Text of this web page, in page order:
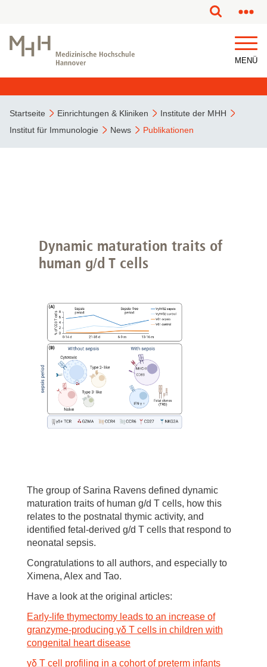
MENÜ
Startseite Einrichtungen & Kliniken
Institute der MHH
Institut für Immunologie
News Publikationen
Dynamic maturation traits of
human g/d T cells
The group of Sarina Ravens defined dynamic
maturation traits of human g/d T cells, how this
relates to the postnatal thymic activity, and
identified fetal-derived g/d T cells that respond to
neonatal sepsis.
Congratulations to all authors, and especially to
Ximena, Alex and Tao.
Have a look at the original articles:
Early-life thymectomy leads to an increase of
granzyme-producing γδ T cells in children with
congenital heart disease
γδ T cell profiling in a cohort of preterm infants